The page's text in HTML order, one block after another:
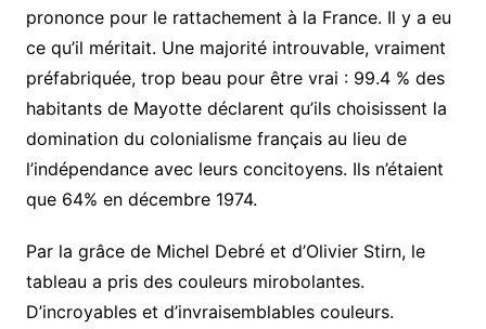
prononce pour le rattachement à la France. Il y a eu
ce qu’il méritait. Une majorité introuvable, vraiment
préfabriquée, trop beau pour être vrai : 99.4 % des
habitants de Mayotte déclarent qu’ils choisissent la
domination du colonialisme français au lieu de
l’indépendance avec leurs concitoyens. Ils n’étaient
que 64% en décembre 1974.
Par la grâce de Michel Debré et d’Olivier Stirn, le
tableau a pris des couleurs mirobolantes.
D’incroyables et d’invraisemblables couleurs.